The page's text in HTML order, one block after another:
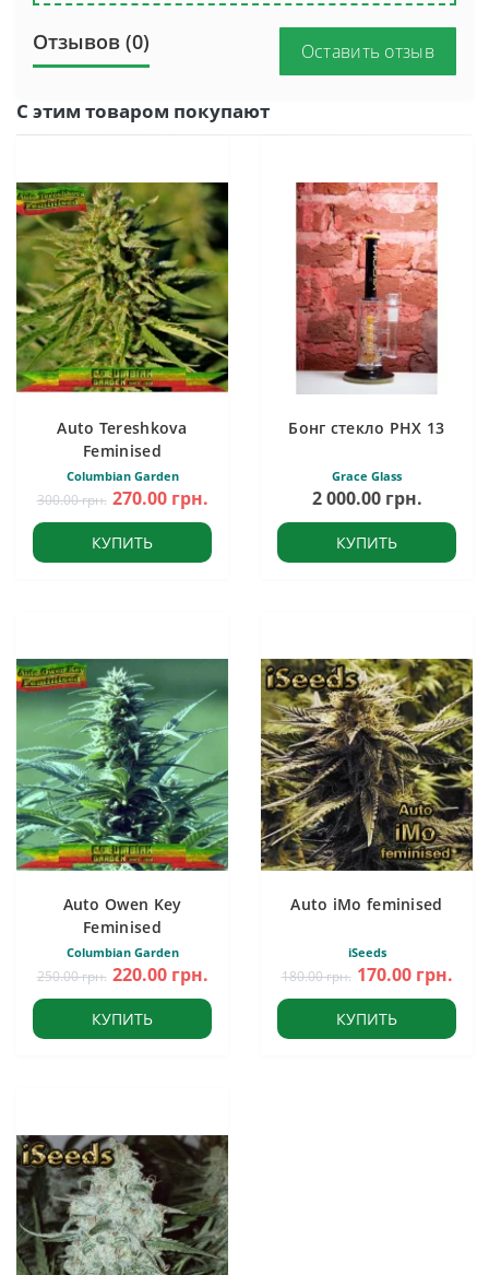
Отзывов (0) Оставить отзыв
С этим товаром покупают
Auto Tereshkova
Feminised
Columbian Garden
300.00 грн. 270.00 грн.
КУПИТЬ
Бонг стекло PHX 13
Grace Glass
2 000.00 грн.
КУПИТЬ
Auto Owen Key
Feminised
Columbian Garden
250.00 грн. 220.00 грн.
КУПИТЬ
Auto iMo feminised
iSeeds
180.00 грн. 170.00 грн.
КУПИТЬ